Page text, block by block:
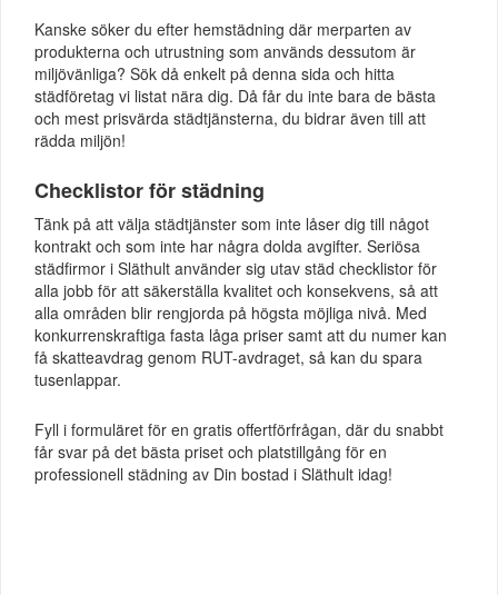
Kanske söker du efter hemstädning där merparten av
produkterna och utrustning som används dessutom är
miljövänliga? Sök då enkelt på denna sida och hitta
städföretag vi listat nära dig. Då får du inte bara de bästa
och mest prisvärda städtjänsterna, du bidrar även till att
rädda miljön!
Checklistor för städning
Tänk på att välja städtjänster som inte låser dig till något
kontrakt och som inte har några dolda avgifter. Seriösa
städfirmor i Släthult använder sig utav städ checklistor för
alla jobb för att säkerställa kvalitet och konsekvens, så att
alla områden blir rengjorda på högsta möjliga nivå. Med
konkurrenskraftiga fasta låga priser samt att du numer kan
få skatteavdrag genom RUT-avdraget, så kan du spara
tusenlappar.
Fyll i formuläret för en gratis offertförfrågan, där du snabbt
får svar på det bästa priset och platstillgång för en
professionell städning av Din bostad i Släthult idag!